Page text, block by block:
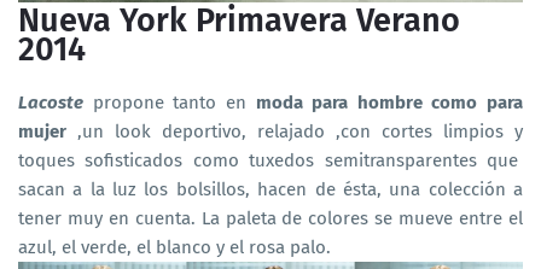
Nueva York Primavera Verano
2014
Lacoste propone tanto en moda para hombre como para
mujer ,un look deportivo, relajado ,con cortes limpios y
toques sofisticados como tuxedos semitransparentes que
sacan a la luz los bolsillos, hacen de ésta, una colección a
tener muy en cuenta. La paleta de colores se mueve entre el
azul, el verde, el blanco y el rosa palo.